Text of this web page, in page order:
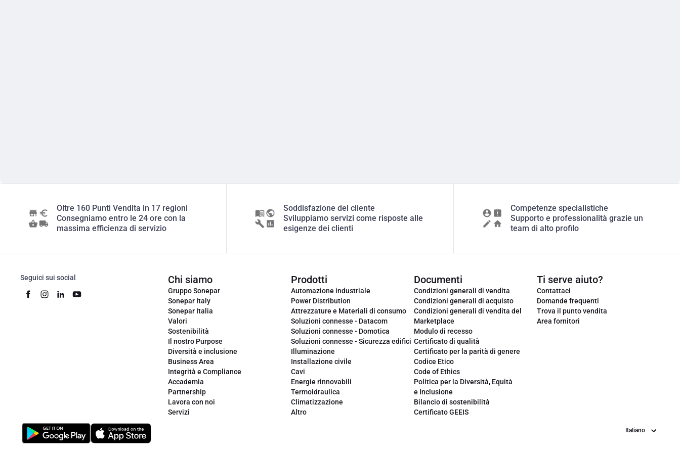
Oltre 160 Punti Vendita in 17 regioni
Consegniamo entro le 24 ore con la
massima efficienza di servizio
Soddisfazione del cliente
Sviluppiamo servizi come risposte alle
esigenze dei clienti
Competenze specialistiche
Supporto e professionalità grazie un
team di alto profilo
Seguici sui social Chi siamo
Gruppo Sonepar
Sonepar Italy
Sonepar Italia
Valori
Sostenibilità
Il nostro Purpose
Diversità e inclusione
Business Area
Integrità e Compliance
Accademia
Partnership
Lavora con noi
Servizi
Prodotti
Automazione industriale
Power Distribution
Attrezzature e Materiali di consumo
Soluzioni connesse - Datacom
Soluzioni connesse - Domotica
Soluzioni connesse - Sicurezza edifici
Illuminazione
Installazione civile
Cavi
Energie rinnovabili
Termoidraulica
Climatizzazione
Altro
Documenti
Condizioni generali di vendita
Condizioni generali di acquisto
Condizioni generali di vendita del
Marketplace
Modulo di recesso
Certificato di qualità
Certificato per la parità di genere
Codice Etico
Code of Ethics
Politica per la Diversità, Equità
e Inclusione
Bilancio di sostenibilità
Certificato GEEIS
Ti serve aiuto?
Contattaci
Domande frequenti
Trova il punto vendita
Area fornitori
Lingua